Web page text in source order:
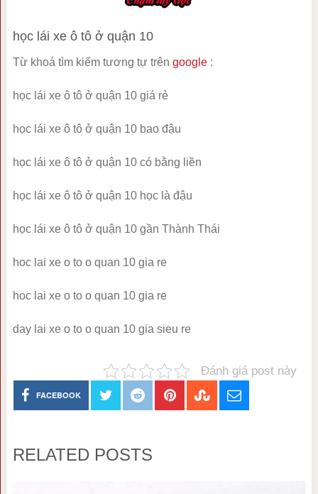
học lái xe ô tô ở quận 10
Từ khoá tìm kiếm tương tự trên google :
học lái xe ô tô ở quận 10 giá rẻ
học lái xe ô tô ở quận 10 bao đậu
học lái xe ô tô ở quận 10 có bằng liền
học lái xe ô tô ở quận 10 học là đậu
học lái xe ô tô ở quận 10 gần Thành Thái
hoc lai xe o to o quan 10 gia re
hoc lai xe o to o quan 10 gia re
day lai xe o to o quan 10 gia sieu re
Đánh giá post này
FACEBOOK
RELATED POSTS